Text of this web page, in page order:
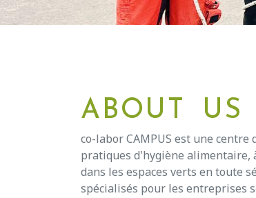
ABOUT US
co-labor CAMPUS est une
pratiques d'hygiène alimentaire,
dans les espaces verts en toute
spécialisés pour les entreprises